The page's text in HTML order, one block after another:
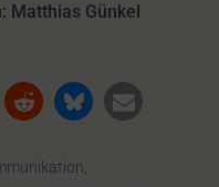
Matthias Günkel
,